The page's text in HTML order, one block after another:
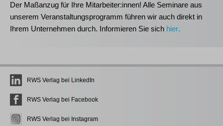
Der Maßanzug für Ihre Mitarbeiter:innen! Alle Seminare aus
unserem Veranstaltungsprogramm führen wir auch direkt in
Ihrem Unternehmen durch. Informieren Sie sich hier.
RWS Verlag bei LinkedIn
RWS Verlag bei Facebook
RWS Verlag bei Instagram